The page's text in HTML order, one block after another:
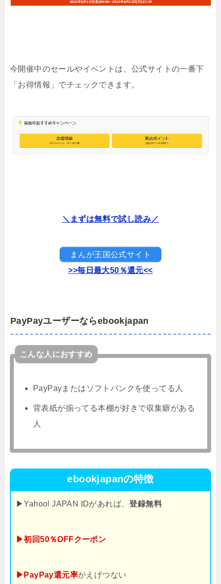
今開催中のセールやイベントは、公式サイトの一番下
「お得情報」でチェックできます。
＼まずは無料で試し読み／
まんが王国公式サイト
>>毎日最大50％還元<<
PayPayユーザーならebookjapan
こんな人におすすめ
PayPayまたはソフトバンクを使ってる人
背表紙が揃ってる本棚が好きで収集癖がある
人
ebookjapanの特徴
▶Yahoo! JAPAN IDがあれば、登録無料
▶初回50％OFFクーポン
▶PayPay還元率がえげつない